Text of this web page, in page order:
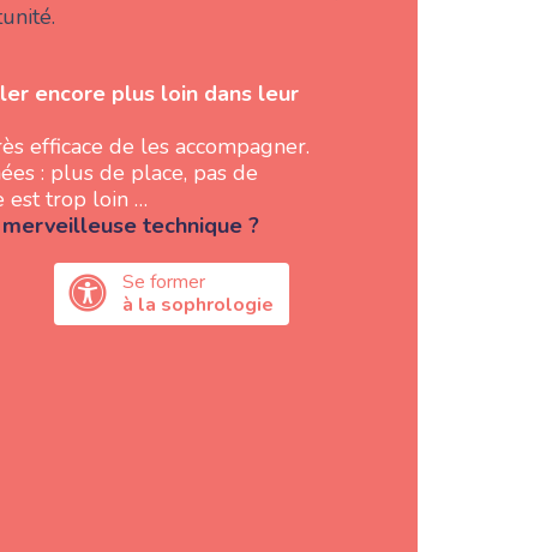
encore plus loin dans leur
efficace de les accompagner.
: plus de place, pas de
est trop loin …
technique ?
Se former
à la sophrologie